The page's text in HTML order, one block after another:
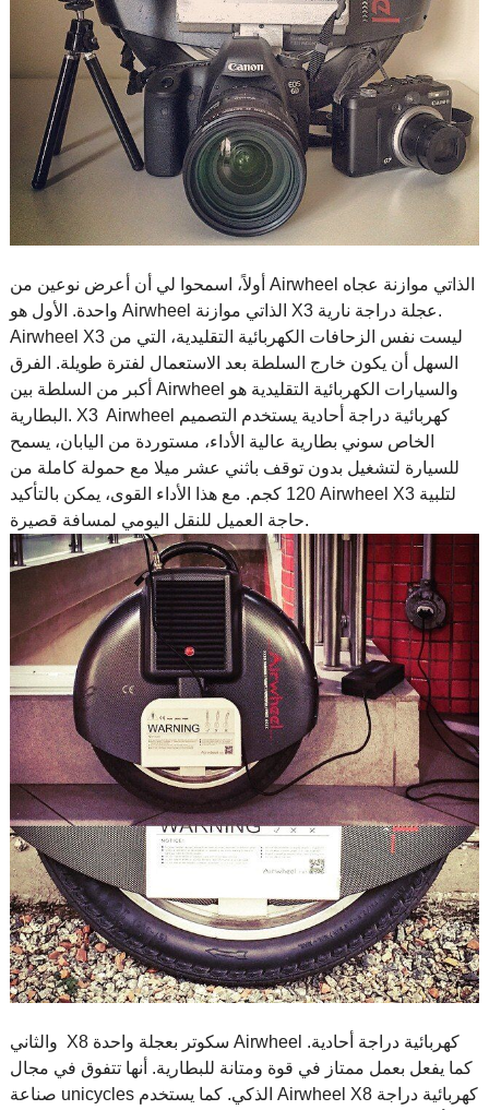
أولاً، اسمحوا لي أن أعرض نوعين من Airwheel الذاتي موازنة عجاه
واحدة. الأول هو Airwheel الذاتي موازنة X3 عجلة دراجة نارية.
Airwheel X3 ليست نفس الزحافات الكهربائية التقليدية، التي من
السهل أن يكون خارج السلطة بعد الاستعمال لفترة طويلة. الفرق
أكبر من السلطة بين Airwheel والسيارات الكهربائية التقليدية هو
البطارية. X3 Airwheel كهربائية دراجة أحادية يستخدم التصميم
الخاص سوني بطارية عالية الأداء، مستوردة من اليابان، يسمح
للسيارة لتشغيل بدون توقف باثني عشر ميلا مع حمولة كاملة من
120 كجم. مع هذا الأداء القوى، يمكن بالتأكيد Airwheel X3 لتلبية
حاجة العميل للنقل اليومي لمسافة قصيرة.
والثاني X8 سكوتر بعجلة واحدة Airwheel كهربائية دراجة أحادية.
كما يفعل بعمل ممتاز في قوة ومتانة للبطارية. أنها تتفوق في مجال
صناعة unicycles الذكي. كما يستخدم Airwheel X8 كهربائية دراجة